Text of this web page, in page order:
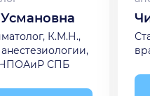
К.М.Н.,
НПОАиР СПБ